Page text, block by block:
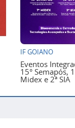
IF GOIANO
Eventos
15° Semapós,
Midex e 2ª SIA